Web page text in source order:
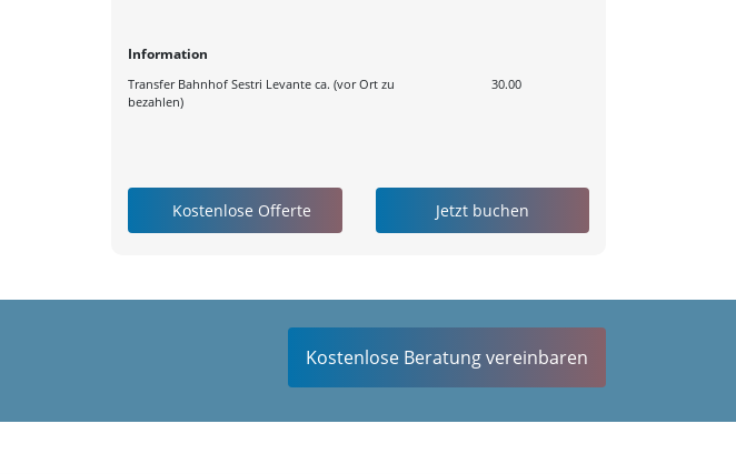
Information
Transfer Bahnhof Sestri Levante ca. (vor Ort zu
bezahlen)
30.00
Kostenlose Beratung vereinbaren